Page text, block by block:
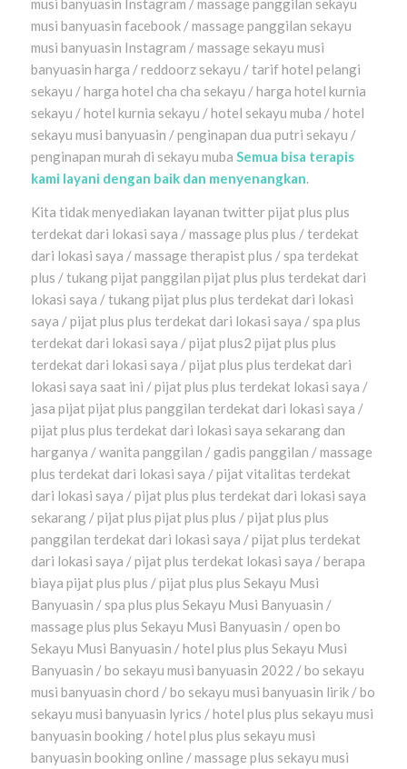
musi banyuasin Instagram / massage panggilan sekayu
musi banyuasin facebook / massage panggilan sekayu
musi banyuasin Instagram / massage sekayu musi
banyuasin harga / reddoorz sekayu / tarif hotel pelangi
sekayu / harga hotel cha cha sekayu / harga hotel kurnia
sekayu / hotel kurnia sekayu / hotel sekayu muba / hotel
sekayu musi banyuasin / penginapan dua putri sekayu /
penginapan murah di sekayu muba Semua bisa terapis
kami layani dengan baik dan menyenangkan.
Kita tidak menyediakan layanan twitter pijat plus plus
terdekat dari lokasi saya / massage plus plus / terdekat
dari lokasi saya / massage therapist plus / spa terdekat
plus / tukang pijat panggilan pijat plus plus terdekat dari
lokasi saya / tukang pijat plus plus terdekat dari lokasi
saya / pijat plus plus terdekat dari lokasi saya / spa plus
terdekat dari lokasi saya / pijat plus2 pijat plus plus
terdekat dari lokasi saya / pijat plus plus terdekat dari
lokasi saya saat ini / pijat plus plus terdekat lokasi saya /
jasa pijat pijat plus panggilan terdekat dari lokasi saya /
pijat plus plus terdekat dari lokasi saya sekarang dan
harganya / wanita panggilan / gadis panggilan / massage
plus terdekat dari lokasi saya / pijat vitalitas terdekat
dari lokasi saya / pijat plus plus terdekat dari lokasi saya
sekarang / pijat plus pijat plus plus / pijat plus plus
panggilan terdekat dari lokasi saya / pijat plus terdekat
dari lokasi saya / pijat plus terdekat lokasi saya / berapa
biaya pijat plus plus / pijat plus plus Sekayu Musi
Banyuasin / spa plus plus Sekayu Musi Banyuasin /
massage plus plus Sekayu Musi Banyuasin / open bo
Sekayu Musi Banyuasin / hotel plus plus Sekayu Musi
Banyuasin / bo sekayu musi banyuasin 2022 / bo sekayu
musi banyuasin chord / bo sekayu musi banyuasin lirik / bo
sekayu musi banyuasin lyrics / hotel plus plus sekayu musi
banyuasin booking / hotel plus plus sekayu musi
banyuasin booking online / massage plus sekayu musi